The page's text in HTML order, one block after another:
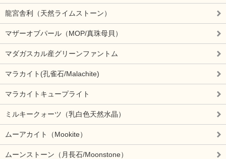
龍宮舎利（天然ライムストーン）
マザーオブパール（MOP/真珠母貝）
マダガスカル産グリーンファントム
マラカイト(孔雀石/Malachite)
マラカイトキュープライト
ミルキークォーツ（乳白色天然水晶）
ムーアカイト（Mookite）
ムーンストーン（月長石/Moonstone）